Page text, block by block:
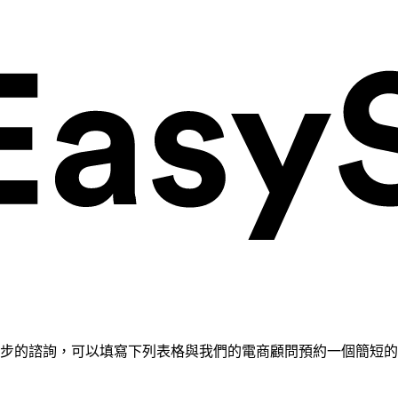
的諮詢，可以填寫下列表格與我們的電商顧問預約一個簡短